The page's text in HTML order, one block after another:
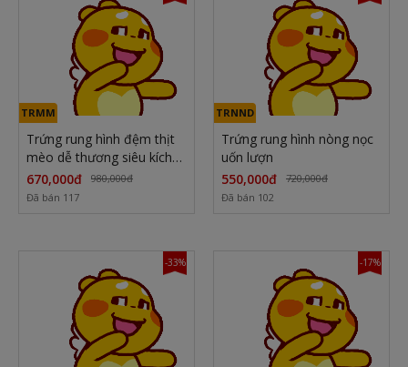
TRMM
Trứng rung hình đệm thịt
mèo dễ thương siêu kích
thích điều khiển qua APP
670,000đ
980,000đ
Đã bán 117
TRNND
Trứng rung hình nòng nọc
uốn lượn
550,000đ
720,000đ
Đã bán 102
-33% -17%